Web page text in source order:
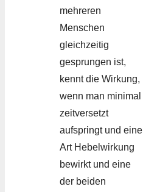
mehreren
Menschen
gleichzeitig
gesprungen ist,
kennt die Wirkung,
wenn man minimal
zeitversetzt
aufspringt und eine
Art Hebelwirkung
bewirkt und eine
der beiden